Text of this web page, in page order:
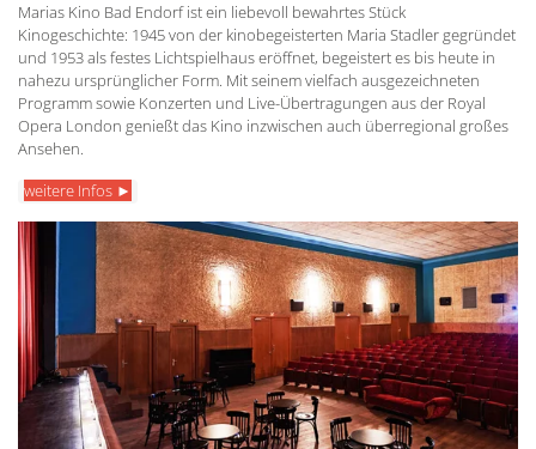
Marias Kino Bad Endorf ist ein liebevoll bewahrtes Stück
Kinogeschichte: 1945 von der kinobegeisterten Maria Stadler gegründet
und 1953 als festes Lichtspielhaus eröffnet, begeistert es bis heute in
nahezu ursprünglicher Form. Mit seinem vielfach ausgezeichneten
Programm sowie Konzerten und Live-Übertragungen aus der Royal
Opera London genießt das Kino inzwischen auch überregional großes
Ansehen.
weitere Infos ►